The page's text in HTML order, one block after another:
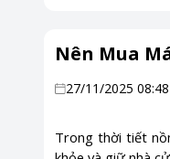
Nên Mua
27/11/2025 08:48
Trong thời tiết